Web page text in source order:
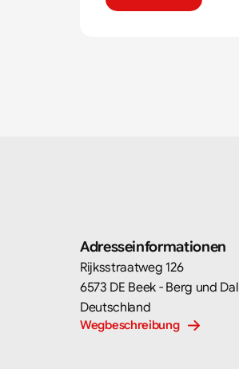
Adresseinformationen
Rijksstraatweg 126
6573 DE Beek - Berg und Dal
Deutschland
Wegbeschreibung